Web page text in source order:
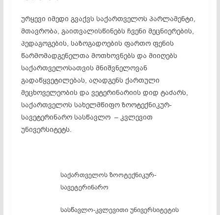
ურყევი იმედი გვაქვს საქართველოს პარლამენტი,
მთავრობა, გაითვალისწინებს ჩვენი მეცნიერების,
პედაგოგების, საზოგადოების ფართო ფენის
წარმომადგენელთა მოთხოვნებს და მიიღებს
საქართველოსათვის მნიშვნელოვან
გადაწყვეტილებას, აღადგენს ქართული
მეცხოველეობის და ვეტერინარიის დიდ ტაძარს,
საქართველოს სახელმწიფო ზოოტექნიკურ-
სავეტერინარო სასწავლო – კვლევით
უნივერსიტეტს.
საქართველოს ზოოტექნიკურ-
სავეტერინარო
სასწავლო-კვლევითი უნივერსიტეტის